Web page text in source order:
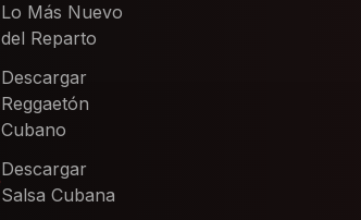
Lo Más Nuevo
del Reparto
Descargar
Reggaetón
Cubano
Descargar
Salsa Cubana